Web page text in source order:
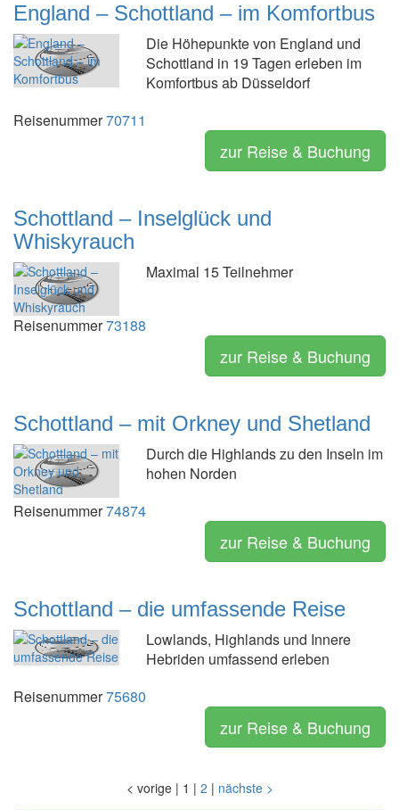
England – Schottland – im Komfortbus
Die Höhepunkte von England und
Schottland in 19 Tagen erleben im
Komfortbus ab Düsseldorf
Reisenummer70711
zur Reise & Buchung
Schottland – Inselglück und
Whiskyrauch
Maximal 15 Teilnehmer
Reisenummer73188
zur Reise & Buchung
Schottland – mit Orkney und Shetland
Durch die Highlands zu den Inseln im
hohen Norden
Reisenummer74874
zur Reise & Buchung
Schottland – die umfassende Reise
Lowlands, Highlands und Innere
Hebriden umfassend erleben
Reisenummer75680
zur Reise & Buchung
< vorige | 1 | 2 | nächste >